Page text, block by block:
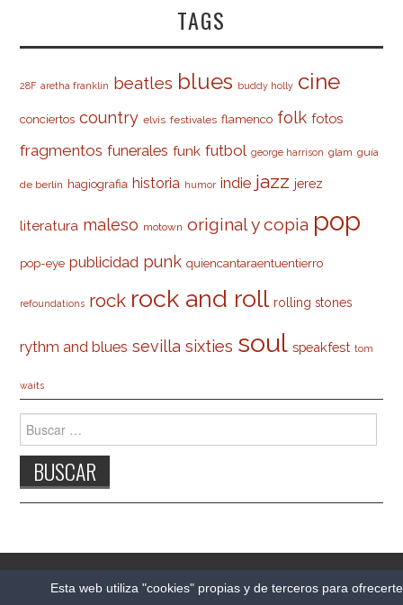
TAGS
28F aretha franklin beatles blues buddy holly cine
conciertos country elvis festivales flamenco folk fotos
fragmentos funerales funk futbol george harrison glam guía
de berlín hagiografia historia humor indie jazz jerez
literatura maleso motown original y copia pop
pop-eye publicidad punk quiencantaraentuentierro
refoundations rock rock and roll rolling stones
rythm and blues sevilla sixties soul speakfest tom
waits
Buscar:
© 2026 CARLESO.COM. TODOS LOS DERECHOS
Esta web utiliza "cookies" propias y de terceros para